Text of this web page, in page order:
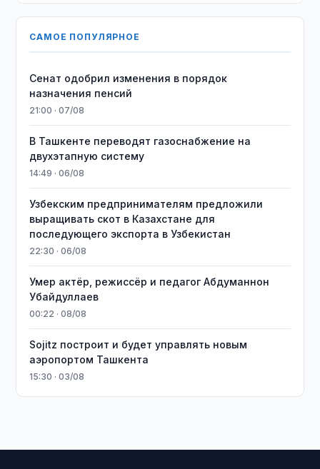
САМОЕ ПОПУЛЯРНОЕ
Сенат одобрил изменения в порядок
назначения пенсий
21:00 · 07/08
В Ташкенте переводят газоснабжение на
двухэтапную систему
14:49 · 06/08
Узбекским предпринимателям предложили
выращивать скот в Казахстане для
последующего экспорта в Узбекистан
22:30 · 06/08
Умер актёр, режиссёр и педагог Абдуманнон
Убайдуллаев
00:22 · 08/08
Sojitz построит и будет управлять новым
аэропортом Ташкента
15:30 · 03/08